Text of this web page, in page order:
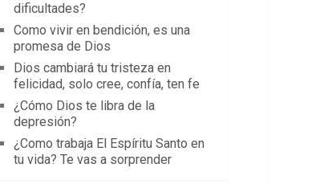
dificultades?
Como vivir en bendición, es una
promesa de Dios
Dios cambiará tu tristeza en
felicidad, solo cree, confía, ten fe
¿Cómo Dios te libra de la
depresión?
¿Como trabaja El Espíritu Santo en
tu vida? Te vas a sorprender